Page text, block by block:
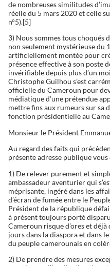
de nombreuses similitudes
réelle du 5 mars 2020 et celle
n°5).[5]
3) Nous sommes tous choqués
non seulement mystérieuse du
artificiellement montée pour
présence effective à son poste
invérifiable depuis plus d’un
Christophe Guilhou s’est
officielle du Cameroun pour
médiatique d’une prétendue
mettre fins aux rumeurs sur sa
fonction présidentielle au
Monsieur le Président
Au regard des faits qui
présente adresse publique vous
1) De relever purement et
ambassadeur aventurier qui
méprisante, ingéré dans les
d’écran de fumée entre le
Président de la république
à présent toujours porté
Cameroun risque d’ores et
jours dans la diaspora et dans
du peuple camerounais en
2) De prendre des mesures